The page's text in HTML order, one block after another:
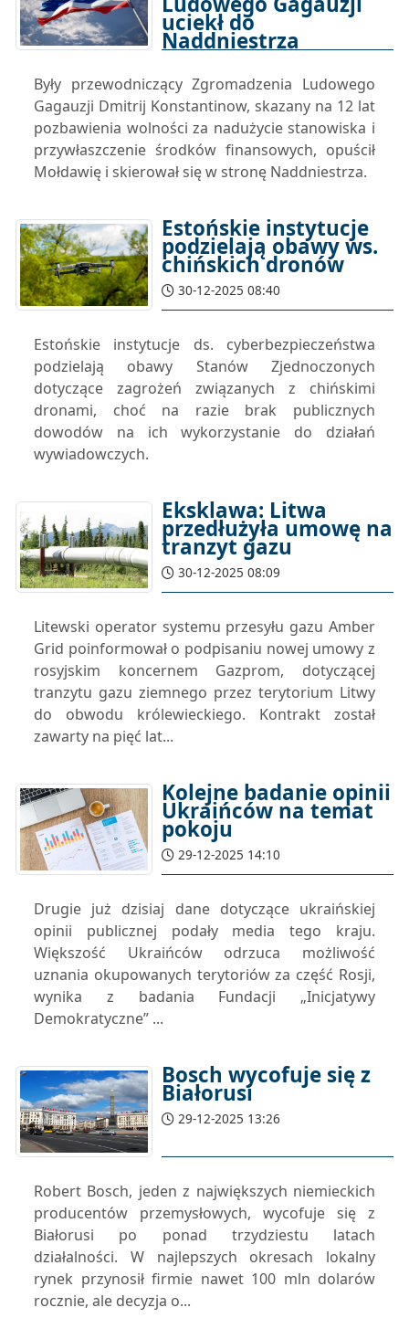
uciekł do
Naddniestrza
Były przewodniczący Zgromadzenia Ludowego
Gagauzji Dmitrij Konstantinow, skazany na 12 lat
pozbawienia wolności za nadużycie stanowiska i
przywłaszczenie środków finansowych, opuścił
Mołdawię i skierował się w stronę Naddniestrza.
Estońskie instytucje
podzielają obawy ws.
chińskich dronów
30-12-2025 08:40
Estońskie instytucje ds. cyberbezpieczeństwa
podzielają obawy Stanów Zjednoczonych
dotyczące zagrożeń związanych z chińskimi
dronami, choć na razie brak publicznych
dowodów na ich wykorzystanie do działań
wywiadowczych.
Eksklawa: Litwa
przedłużyła umowę na
tranzyt gazu
30-12-2025 08:09
Litewski operator systemu przesyłu gazu Amber
Grid poinformował o podpisaniu nowej umowy z
rosyjskim koncernem Gazprom, dotyczącej
tranzytu gazu ziemnego przez terytorium Litwy
do obwodu królewieckiego. Kontrakt został
zawarty na pięć lat...
Kolejne badanie opinii
Ukraińców na temat
pokoju
29-12-2025 14:10
Drugie już dzisiaj dane dotyczące ukraińskiej
opinii publicznej podały media tego kraju.
Większość Ukraińców odrzuca możliwość
uznania okupowanych terytoriów za część Rosji,
wynika z badania Fundacji „Inicjatywy
Demokratyczne” ...
Bosch wycofuje się z
Białorusi
29-12-2025 13:26
Robert Bosch, jeden z największych niemieckich
producentów przemysłowych, wycofuje się z
Białorusi po ponad trzydziestu latach
działalności. W najlepszych okresach lokalny
rynek przynosił firmie nawet 100 mln dolarów
rocznie, ale decyzja o...